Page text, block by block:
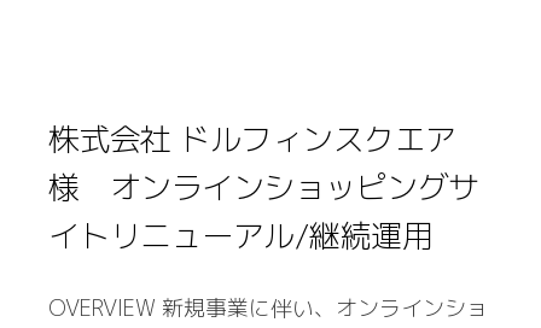
株式会社 ドルフィンスクエア
様 オンラインショッピングサ
イトリニューアル/継続運用
OVERVIEW 新規事業に伴い、オンラインショ